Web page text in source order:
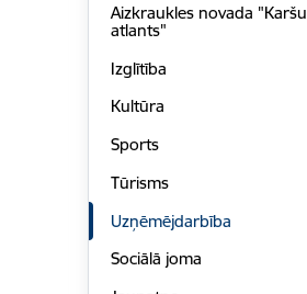
Aizkraukles novada "Karšu
atlants"
Izglītība
Kultūra
Sports
Tūrisms
Uzņēmējdarbība
Sociālā joma